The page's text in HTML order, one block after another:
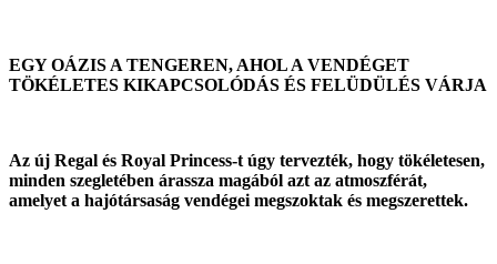
EGY OÁZIS A TENGEREN, AHOL A VENDÉGET
TÖKÉLETES KIKAPCSOLÓDÁS ÉS FELÜDÜLÉS VÁRJA
Az új Regal és Royal Princess-t úgy tervezték, hogy tökéletesen,
minden szegletében árassza magából azt az atmoszférát,
amelyet a hajótársaság vendégei megszoktak és megszerettek.